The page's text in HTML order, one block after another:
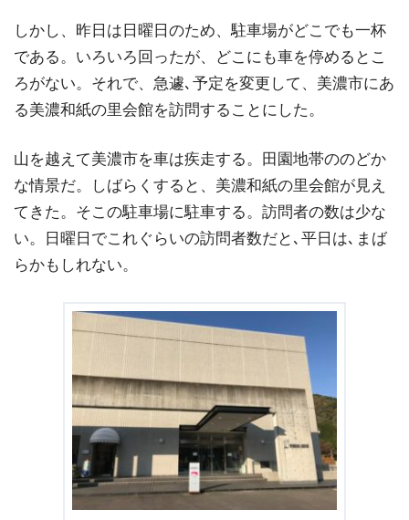
しかし、昨日は日曜日のため、駐車場がどこでも一杯
である。いろいろ回ったが、どこにも車を停めるとこ
ろがない。それで、急遽､予定を変更して、美濃市にあ
る美濃和紙の里会館を訪問することにした。
山を越えて美濃市を車は疾走する。田園地帯ののどか
な情景だ。しばらくすると、美濃和紙の里会館が見え
てきた。そこの駐車場に駐車する。訪問者の数は少な
い。日曜日でこれぐらいの訪問者数だと､平日は､まば
らかもしれない。